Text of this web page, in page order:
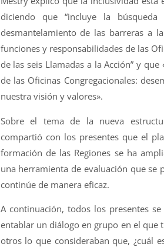
diciendo que “incluye la
desmantelamiento de las barreras a
funciones y responsabilidades de las
de las seis Llamadas a la Acción” y
de las Oficinas Congregacionales:
nuestra visión y valores».
Sobre el tema de la nueva
compartió con los presentes que el
formación de las Regiones se ha
una herramienta de evaluación que se
continúe de manera eficaz.
A continuación, todos los presentes
entablar un diálogo en grupo en el
otros lo que consideraban que, ¿cuál